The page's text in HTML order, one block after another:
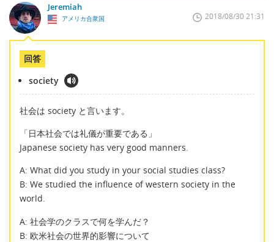
Jeremiah
アメリカ合衆国 2018/08/30 21:31
回答
society
社会は society と言います。
「日本社会では礼儀が重要である」
Japanese society has very good manners.
A: What did you study in your social studies class?
B: We studied the influence of western society in the
world.
A: 社会学のクラスで何を学んだ？
B: 欧米社会の世界的影響について